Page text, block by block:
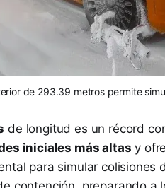
de 293.39 metros permite
de longitud es un récord
iniciales más altas y
para simular colisiones